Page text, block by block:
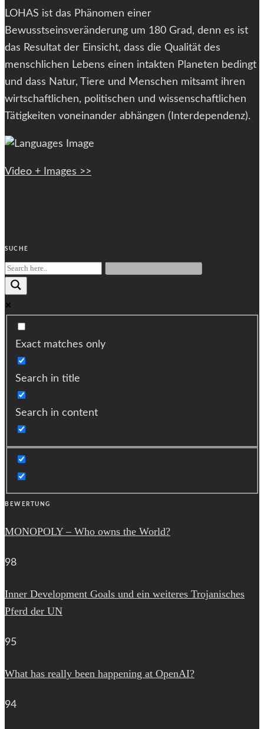
LOHAS ist das Phänomen einer
Bewusstseinsveränderung um 180 Grad, denn es ist
das Resultat der Einsicht, dass die Qualität des
menschlichen Lebens einen intakten Planeten bedingt
und dass Natur, Tiere und Menschen mitsamt ihren
wirtschaftlichen, politischen und wissenschaftlichen
Tätigkeiten voneinander abhängen (Interdependenz).
Video + Images >>
SUCHE
Exact matches only
Search in title
Search in content
BEWERTUNG
MONOPOLY – Who owns the World?
98
Inner Development Goals und ein weiteres Trojanisches
Pferd der UN
95
What has really been happening at OpenAI?
94